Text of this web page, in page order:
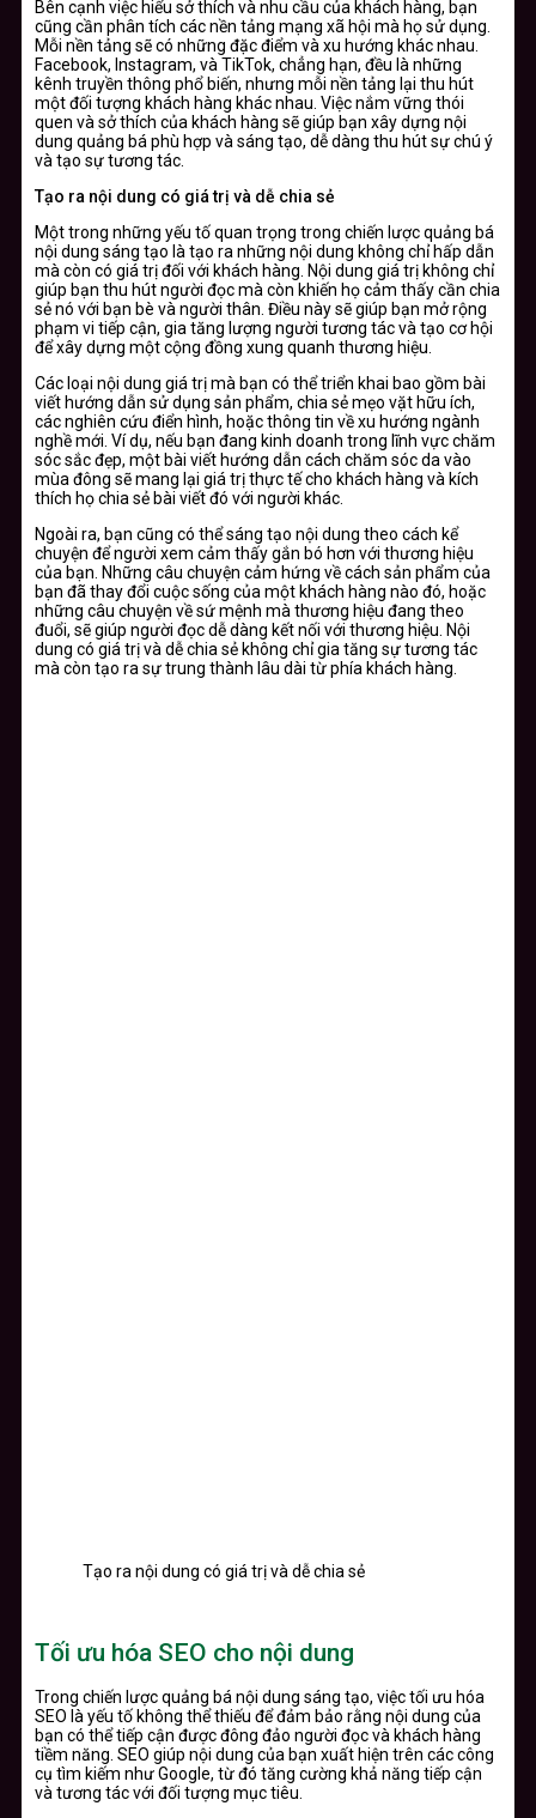
Bên cạnh việc hiểu sở thích và nhu cầu của khách hàng, bạn
cũng cần phân tích các nền tảng mạng xã hội mà họ sử dụng.
Mỗi nền tảng sẽ có những đặc điểm và xu hướng khác nhau.
Facebook, Instagram, và TikTok, chẳng hạn, đều là những
kênh truyền thông phổ biến, nhưng mỗi nền tảng lại thu hút
một đối tượng khách hàng khác nhau. Việc nắm vững thói
quen và sở thích của khách hàng sẽ giúp bạn xây dựng nội
dung quảng bá phù hợp và sáng tạo, dễ dàng thu hút sự chú ý
và tạo sự tương tác.
Tạo ra nội dung có giá trị và dễ chia sẻ
Một trong những yếu tố quan trọng trong chiến lược quảng bá
nội dung sáng tạo là tạo ra những nội dung không chỉ hấp dẫn
mà còn có giá trị đối với khách hàng. Nội dung giá trị không chỉ
giúp bạn thu hút người đọc mà còn khiến họ cảm thấy cần chia
sẻ nó với bạn bè và người thân. Điều này sẽ giúp bạn mở rộng
phạm vi tiếp cận, gia tăng lượng người tương tác và tạo cơ hội
để xây dựng một cộng đồng xung quanh thương hiệu.
Các loại nội dung giá trị mà bạn có thể triển khai bao gồm bài
viết hướng dẫn sử dụng sản phẩm, chia sẻ mẹo vặt hữu ích,
các nghiên cứu điển hình, hoặc thông tin về xu hướng ngành
nghề mới. Ví dụ, nếu bạn đang kinh doanh trong lĩnh vực chăm
sóc sắc đẹp, một bài viết hướng dẫn cách chăm sóc da vào
mùa đông sẽ mang lại giá trị thực tế cho khách hàng và kích
thích họ chia sẻ bài viết đó với người khác.
Ngoài ra, bạn cũng có thể sáng tạo nội dung theo cách kể
chuyện để người xem cảm thấy gắn bó hơn với thương hiệu
của bạn. Những câu chuyện cảm hứng về cách sản phẩm của
bạn đã thay đổi cuộc sống của một khách hàng nào đó, hoặc
những câu chuyện về sứ mệnh mà thương hiệu đang theo
đuổi, sẽ giúp người đọc dễ dàng kết nối với thương hiệu. Nội
dung có giá trị và dễ chia sẻ không chỉ gia tăng sự tương tác
mà còn tạo ra sự trung thành lâu dài từ phía khách hàng.
Tạo ra nội dung có giá trị và dễ chia sẻ
Tối ưu hóa SEO cho nội dung
Trong chiến lược quảng bá nội dung sáng tạo, việc tối ưu hóa
SEO là yếu tố không thể thiếu để đảm bảo rằng nội dung của
bạn có thể tiếp cận được đông đảo người đọc và khách hàng
tiềm năng. SEO giúp nội dung của bạn xuất hiện trên các công
cụ tìm kiếm như Google, từ đó tăng cường khả năng tiếp cận
và tương tác với đối tượng mục tiêu.